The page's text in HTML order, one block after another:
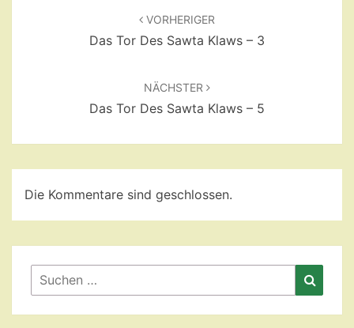
VORHERIGER
Das Tor Des Sawta Klaws – 3
NÄCHSTER
Das Tor Des Sawta Klaws – 5
Die Kommentare sind geschlossen.
Suchen
nach: